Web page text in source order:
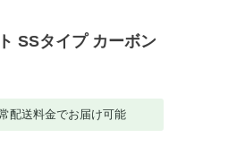
SSタイプ カーボン
配送料金でお届け可能